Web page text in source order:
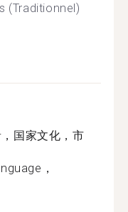
(Traditionnel)
国家文化，市
，